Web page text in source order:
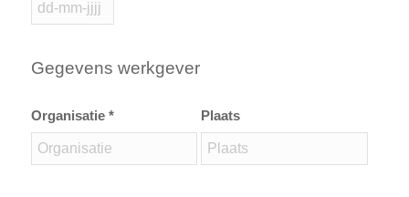
Gegevens werkgever
Organisatie * Plaats